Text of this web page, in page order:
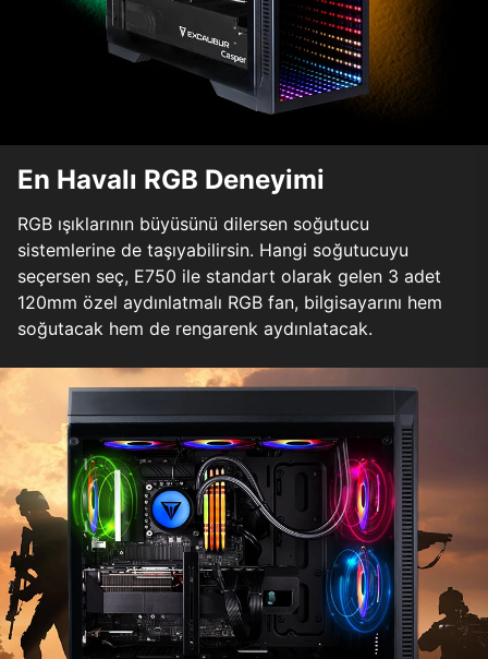
En Havalı RGB Deneyimi
RGB ışıklarının büyüsünü dilersen soğutucu
sistemlerine de taşıyabilirsin. Hangi soğutucuyu
seçersen seç, E750 ile standart olarak gelen 3 adet
120mm özel aydınlatmalı RGB fan, bilgisayarını hem
soğutacak hem de rengarenk aydınlatacak.